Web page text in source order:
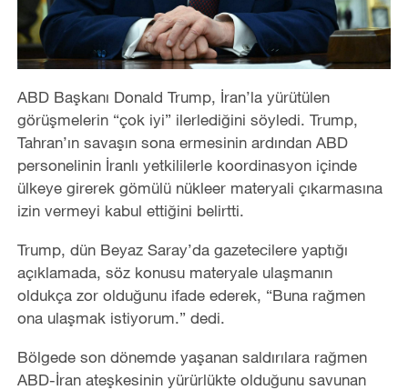
ABD Başkanı Donald Trump, İran’la yürütülen
görüşmelerin “çok iyi” ilerlediğini söyledi. Trump,
Tahran’ın savaşın sona ermesinin ardından ABD
personelinin İranlı yetkililerle koordinasyon içinde
ülkeye girerek gömülü nükleer materyali çıkarmasına
izin vermeyi kabul ettiğini belirtti.
Trump, dün Beyaz Saray’da gazetecilere yaptığı
açıklamada, söz konusu materyale ulaşmanın
oldukça zor olduğunu ifade ederek, “Buna rağmen
ona ulaşmak istiyorum.” dedi.
Bölgede son dönemde yaşanan saldırılara rağmen
ABD-İran ateşkesinin yürürlükte olduğunu savunan